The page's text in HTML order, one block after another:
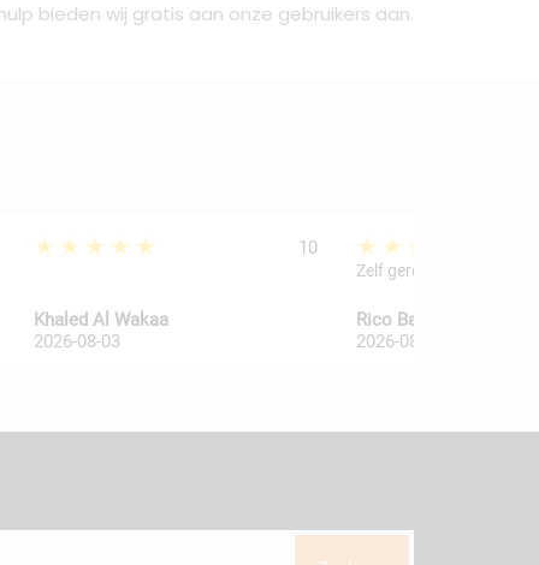
bieden wij gratis aan onze gebruikers aan.
★★★★★ 10
Khaled Al Wakaa
2026-08-03
★★★★★
Zelf geregeld
Rico Ballegooij van
2026-08-03